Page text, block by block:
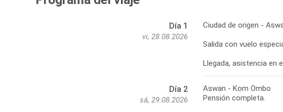
Día 1
vi, 28.08.2026
Ciudad de origen -
Salida con vuelo
Llegada, asistencia en
Día 2
sá, 29.08.2026
Aswan - Kom Ombo
Pensión completa.